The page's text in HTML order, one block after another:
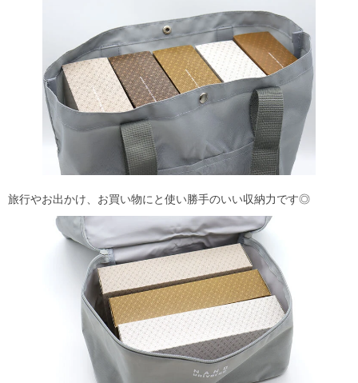
旅行やお出かけ、お買い物にと使い勝手のいい収納力です◎